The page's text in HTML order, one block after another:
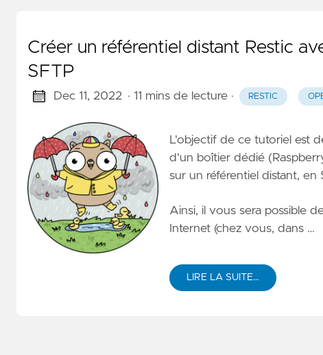
Créer un référentiel distant Restic
SFTP
Dec 11, 2022 · 11 mins de lecture· RESTIC
L'objectif de ce tutoriel est
d'un boîtier dédié
sur un référentiel distant, en
Ainsi, il vous sera possible
Internet (chez vous, dans …
LIRE LA SUITE…